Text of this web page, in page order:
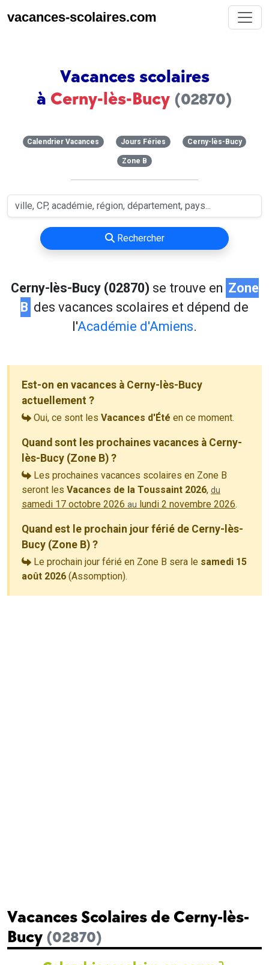
vacances-scolaires.com
Vacances scolaires
à Cerny-lès-Bucy (02870)
Calendrier Vacances Jours Féries Cerny-lès-Bucy
Zone B
Rechercher
Cerny-lès-Bucy (02870) se trouve en Zone
B des vacances scolaires et dépend de
l'Académie d'Amiens.
Est-on en vacances à Cerny-lès-Bucy
actuellement ?
Oui, ce sont les Vacances d'Été en ce moment.
Quand sont les prochaines vacances à Cerny-
lès-Bucy (Zone B) ?
Les prochaines vacances scolaires en Zone B
seront les Vacances de la Toussaint 2026, du
samedi 17 octobre 2026 au lundi 2 novembre 2026.
Quand est le prochain jour férié de Cerny-lès-
Bucy (Zone B) ?
Le prochain jour férié en Zone B sera le samedi 15
août 2026 (Assomption).
Vacances Scolaires de Cerny-lès-
Bucy (02870)